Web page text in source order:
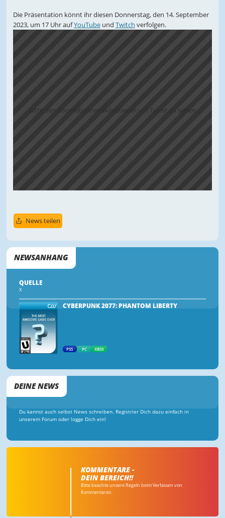
Die Präsentation könnt ihr diesen Donnerstag, den 14. September
2023, um 17 Uhr aufYouTubeund Twitch verfolgen.
Bitte den Cookiebanner akzeptieren um Tweet zu sehen
News teilen
NEWSANHANG
QUELLE
X
CYBERPUNK 2077: PHANTOM LIBERTY
PS5 PC XBSX
DEINE NEWS
Du kannst auch selbst News schreiben. Registrier Dich dazu einfach in
unserem Forum oder logge Dich ein!
KOMMENTARE -
DEIN BEREICH!!
Bitte beachte unsere Regeln beim Verfassen von
Kommentaren.